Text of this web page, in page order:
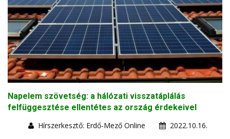
Napelem szövetség: a hálózati visszatáplálás
felfüggesztése ellentétes az ország érdekeivel
Hírszerkesztő: Erdő-Mező Online
2022.10.16.